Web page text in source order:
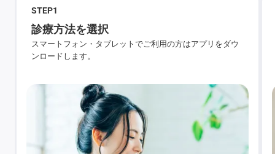
STEP1
診療方法を選択
スマートフォン・タブレットでご利用の方はアプリをダウ
ンロードします。